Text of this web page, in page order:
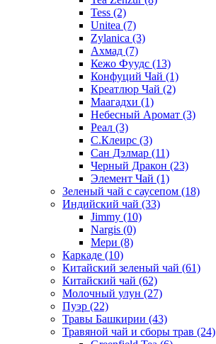
Tess (2)
Unitea (7)
Zylanica (3)
Ахмад (7)
Кежо Фуудс (13)
Конфуций Чай (1)
Креатлюр Чай (2)
Маагадхи (1)
Небесный Аромат (3)
Реал (3)
С.Клеирс (3)
Сан Дэлмар (11)
Черный Дракон (23)
Элемент Чай (1)
Зеленый чай с саусепом (18)
Индийский чай (33)
Jimmy (10)
Nargis (0)
Мери (8)
Каркаде (10)
Китайский зеленый чай (61)
Китайский чай (62)
Молочный улун (27)
Пуэр (22)
Травы Башкирии (43)
Травяной чай и сборы трав (24)